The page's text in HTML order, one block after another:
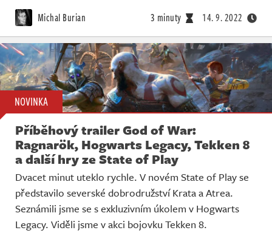
Michal Burian 3 minuty 14. 9. 2022
NOVINKA
Příběhový trailer God of War:
Ragnarök, Hogwarts Legacy, Tekken 8
a další hry ze State of Play
Dvacet minut uteklo rychle. V novém State of Play se
představilo severské dobrodružství Krata a Atrea.
Seznámili jsme se s exkluzivním úkolem v Hogwarts
Legacy. Viděli jsme v akci bojovku Tekken 8.